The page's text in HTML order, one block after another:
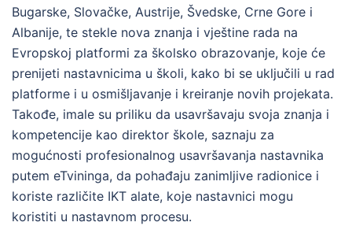
Bugarske, Slovačke, Austrije, Švedske, Crne Gore i
Albanije, te stekle nova znanja i vještine rada na
Evropskoj platformi za školsko obrazovanje, koje će
prenijeti nastavnicima u školi, kako bi se uključili u rad
platforme i u osmišljavanje i kreiranje novih projekata.
Takođe, imale su priliku da usavršavaju svoja znanja i
kompetencije kao direktor škole, saznaju za
mogućnosti profesionalnog usavršavanja nastavnika
putem eTvininga, da pohađaju zanimljive radionice i
koriste različite IKT alate, koje nastavnici mogu
koristiti u nastavnom procesu.